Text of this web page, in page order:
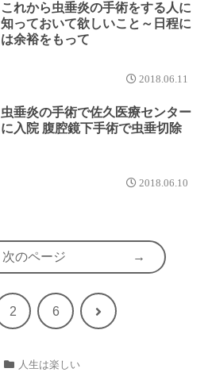
これから虫垂炎の手術をする人に
知っておいて欲しいこと～日程に
は余裕をもって
2018.06.11
虫垂炎の手術で佐久医療センター
に入院 腹腔鏡下手術で虫垂切除
2018.06.10
次のページ
2 6 次
人生は楽しい